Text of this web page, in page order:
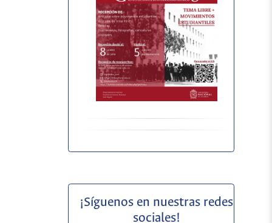
¡Síguenos en nuestras redes
sociales!